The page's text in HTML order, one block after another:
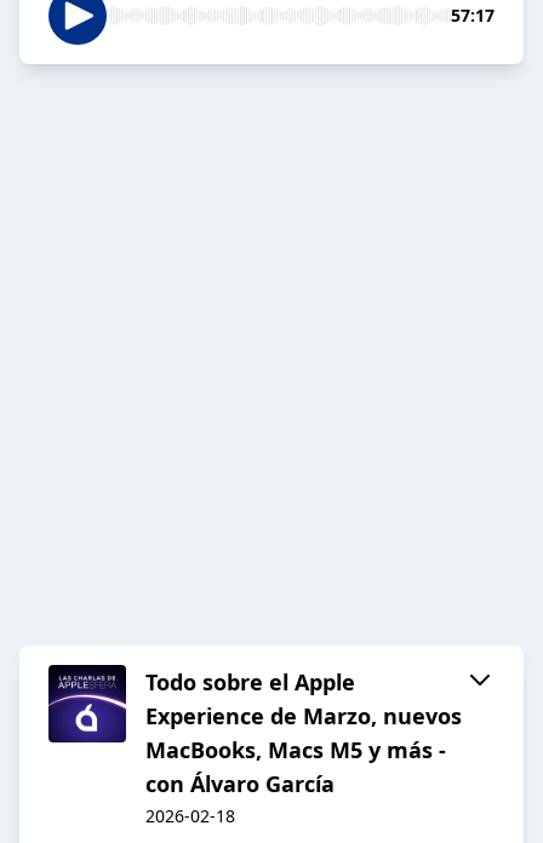
57:17
Todo sobre el Apple
Experience de Marzo, nuevos
MacBooks, Macs M5 y más -
con Álvaro García
2026-02-18